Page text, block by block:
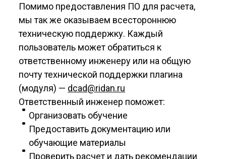
Помимо предоставления ПО для расчета,
мы так же оказываем всестороннюю
техническую поддержку. Каждый
пользователь может обратиться к
ответственному инженеру или на общую
почту технической поддержки плагина
(модуля) — dcad@ridan.ru
Ответственный инженер поможет:
Организовать обучение
Предоставить документацию или
обучающие материалы
Проверить расчет и дать рекомендации